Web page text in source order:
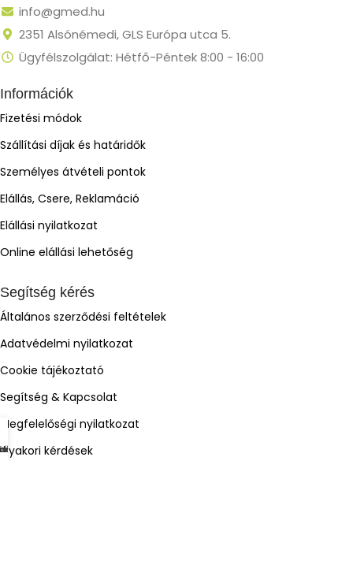
info@gmed.hu
2351 Alsónémedi, GLS Európa utca 5.
Ügyfélszolgálat: Hétfő-Péntek 8:00 - 16:00
Információk
Fizetési módok
Szállítási díjak és határidők
Személyes átvételi pontok
Elállás, Csere, Reklamáció
Elállási nyilatkozat
Online elállási lehetőség
Segítség kérés
Általános szerződési feltételek
Adatvédelmi nyilatkozat
Cookie tájékoztató
Segítség & Kapcsolat
Megfelelőségi nyilatkozat
Gyakori kérdések